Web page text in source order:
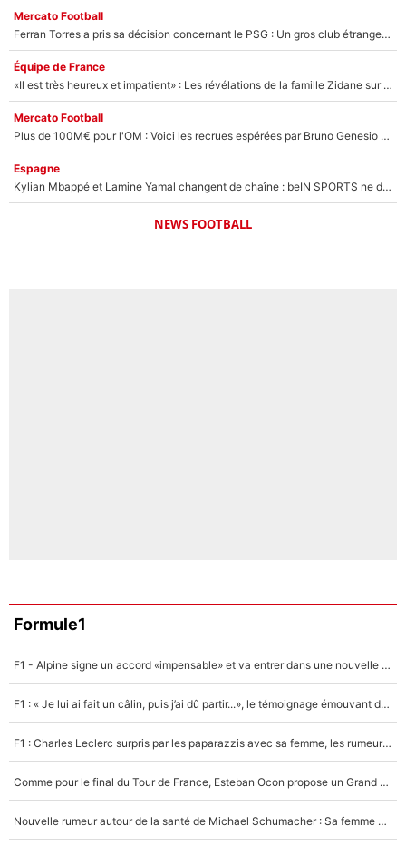
Mercato Football
Ferran Torres a pris sa décision concernant le PSG : Un gros club étranger prêt à relancer le feuilleton pour la signature du champion du monde 2026 !
Équipe de France
«Il est très heureux et impatient» : Les révélations de la famille Zidane sur sa prise de pouvoir en équipe de France !
Mercato Football
Plus de 100M€ pour l'OM : Voici les recrues espérées par Bruno Genesio et Grégory Lorenzi après l’opération dégraissage
Espagne
Kylian Mbappé et Lamine Yamal changent de chaîne : beIN SPORTS ne digère pas cette décision historique et prédit un fiasco pour la Liga
NEWS FOOTBALL
Formule1
F1 - Alpine signe un accord «impensable» et va entrer dans une nouvelle dimension : Grande nouvelle pour Pierre Gasly !
F1 : « Je lui ai fait un câlin, puis j’ai dû partir...», le témoignage émouvant de Max Verstappen sur sa fille
F1 : Charles Leclerc surpris par les paparazzis avec sa femme, les rumeurs étaient vraies !
Comme pour le final du Tour de France, Esteban Ocon propose un Grand Prix de Formule 1 à Paris : «Autour de l’Arc de Triomphe, ce serait génial» !
Nouvelle rumeur autour de la santé de Michael Schumacher : Sa femme Corinna sort du silence